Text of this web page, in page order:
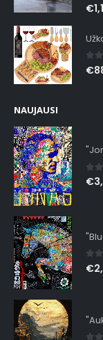
0
€
0
€
NAUJAUSI
0
€
0
€